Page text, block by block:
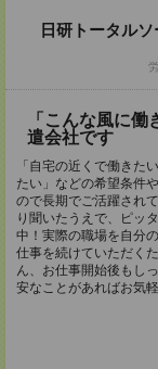
日研トータル
「こんな風に
遣会社です
「自宅の近くで働きた
たい」などの希望条件
ので長期でご活躍され
り聞いたうえで、ピッ
中！実際の職場を自分
仕事を続けていただく
ん、お仕事開始後もし
安なことがあればお気